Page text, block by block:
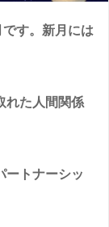
す。新月には
れた人間関係
ートナーシッ